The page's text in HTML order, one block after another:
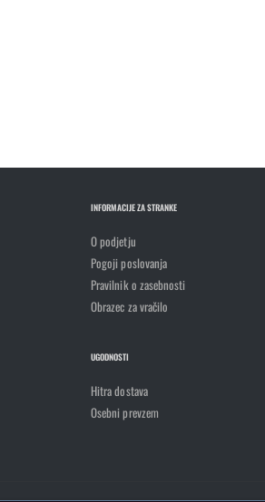
INFORMACIJE ZA STRANKE
O podjetju
Pogoji poslovanja
Pravilnik o zasebnosti
Obrazec za vračilo
UGODNOSTI
Hitra dostava
Osebni prevzem